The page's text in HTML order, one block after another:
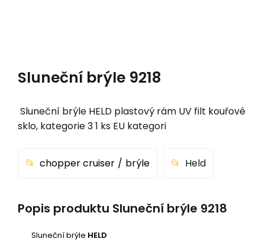
Sluneční brýle 9218
Sluneční brýle HELD plastový rám UV filt kouřové
sklo, kategorie 3 1 ks EU kategori
chopper cruiser brýle Held
Popis produktu Sluneční brýle 9218
Sluneční brýle HELD